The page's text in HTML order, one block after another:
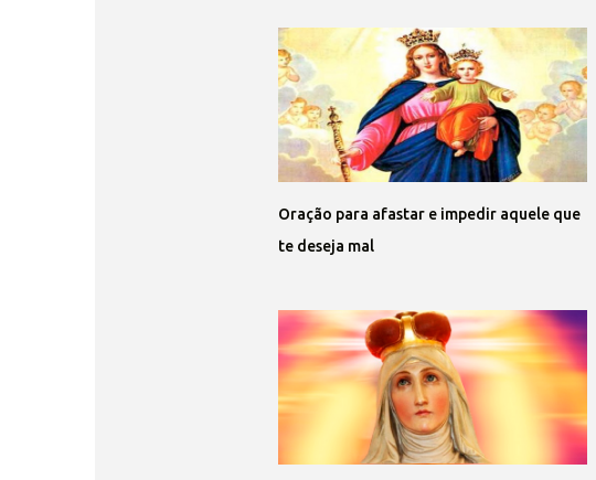
Oração para afastar e impedir aquele que
te deseja mal